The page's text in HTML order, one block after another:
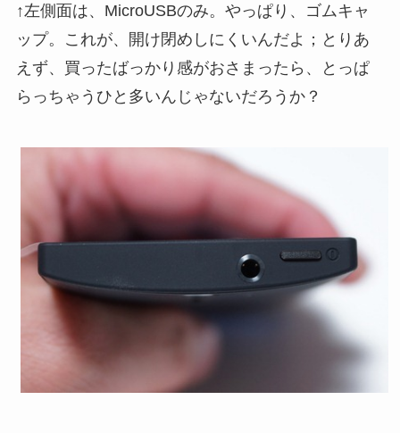
↑左側面は、MicroUSBのみ。やっぱり、ゴムキャ
ップ。これが、開け閉めしにくいんだよ；とりあ
えず、買ったばっかり感がおさまったら、とっぱ
らっちゃうひと多いんじゃないだろうか？